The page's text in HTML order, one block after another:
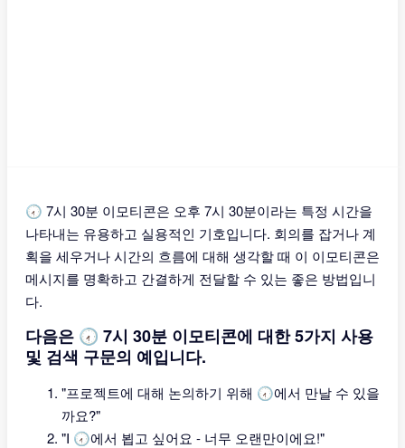
🕢 7시 30분 이모티콘은 오후 7시 30분이라는 특정 시간을
나타내는 유용하고 실용적인 기호입니다. 회의를 잡거나 계
획을 세우거나 시간의 흐름에 대해 생각할 때 이 이모티콘은
메시지를 명확하고 간결하게 전달할 수 있는 좋은 방법입니
다.
다음은 🕢 7시 30분 이모티콘에 대한 5가지 사용
및 검색 구문의 예입니다.
"프로젝트에 대해 논의하기 위해 🕢에서 만날 수 있을
까요?"
"I 🕢에서 뵙고 싶어요 - 너무 오랜만이에요!"